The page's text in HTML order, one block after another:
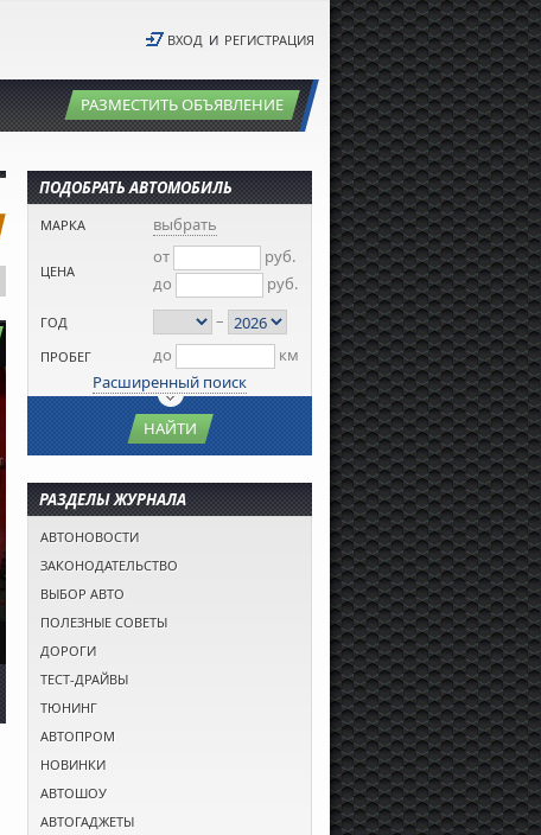
ВХОД И РЕГИСТРАЦИЯ
РАЗМЕСТИТЬ ОБЪЯВЛЕНИЕ
ПОДОБРАТЬ АВТОМОБИЛЬ
МАРКА выбрать
ЦЕНА
от
руб.
до
руб.
ГОД –
ПРОБЕГ до
км
Расширенный поиск
НАЙТИ
РАЗДЕЛЫ ЖУРНАЛА
АВТОНОВОСТИ
ЗАКОНОДАТЕЛЬСТВО
ВЫБОР АВТО
ПОЛЕЗНЫЕ СОВЕТЫ
ДОРОГИ
ТЕСТ-ДРАЙВЫ
ТЮНИНГ
АВТОПРОМ
НОВИНКИ
АВТОШОУ
АВТОГАДЖЕТЫ